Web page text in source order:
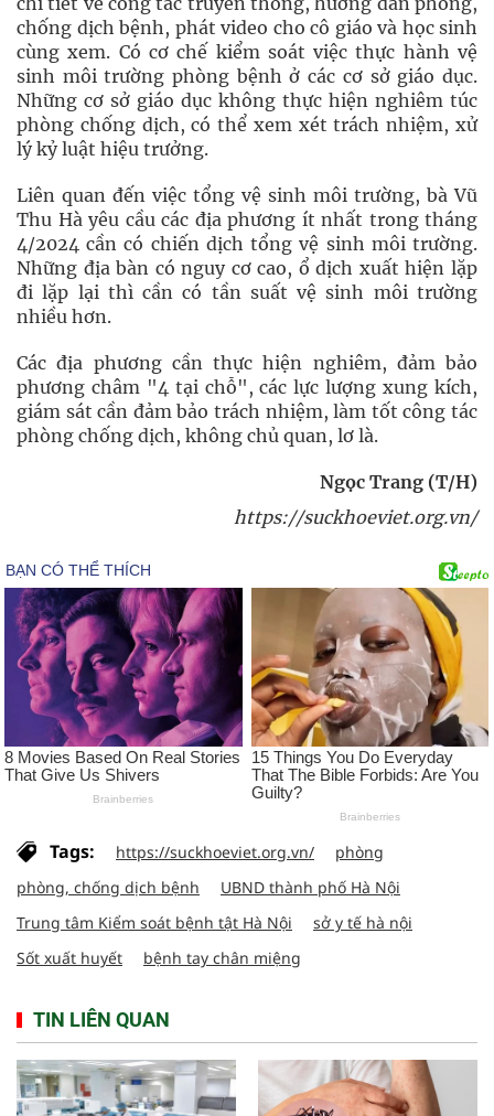
chống dịch bệnh, phát video cho cô giáo và học sinh
cùng xem. Có cơ chế kiểm soát việc thực hành vệ
sinh môi trường phòng bệnh ở các cơ sở giáo dục.
Những cơ sở giáo dục không thực hiện nghiêm túc
phòng chống dịch, có thể xem xét trách nhiệm, xử
lý kỷ luật hiệu trưởng.
Liên quan đến việc tổng vệ sinh môi trường, bà Vũ
Thu Hà yêu cầu các địa phương ít nhất trong tháng
4/2024 cần có chiến dịch tổng vệ sinh môi trường.
Những địa bàn có nguy cơ cao, ổ dịch xuất hiện lặp
đi lặp lại thì cần có tần suất vệ sinh môi trường
nhiều hơn.
Các địa phương cần thực hiện nghiêm, đảm bảo
phương châm "4 tại chỗ", các lực lượng xung kích,
giám sát cần đảm bảo trách nhiệm, làm tốt công tác
phòng chống dịch, không chủ quan, lơ là.
Ngọc Trang (T/H)
https://suckhoeviet.org.vn/
Tags: https://suckhoeviet.org.vn/
phòng
phòng, chống dịch bệnh
UBND thành phố Hà Nội
Trung tâm Kiểm soát bệnh tật Hà Nội
sở y tế hà nội
Sốt xuất huyết
bệnh tay chân miệng
TIN LIÊN QUAN